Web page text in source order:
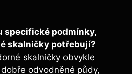
specifické podmínky,
skalničky potřebují?
skalničky obvykle
odvodněné půdy,